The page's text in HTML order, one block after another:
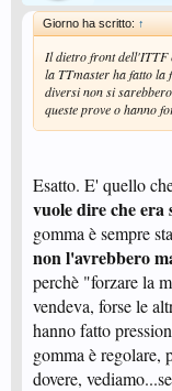
Giorno ha scritto: ↑
Il dietro front dell'ITTF
la TTmaster ha fatto la
diversi non si
queste prove o hanno
Esatto. E' quello
vuole dire che
gomma è sempre
non l'avrebbero
perchè "forzare la
vendeva, forse le
hanno fatto
gomma è regolare,
dovere,